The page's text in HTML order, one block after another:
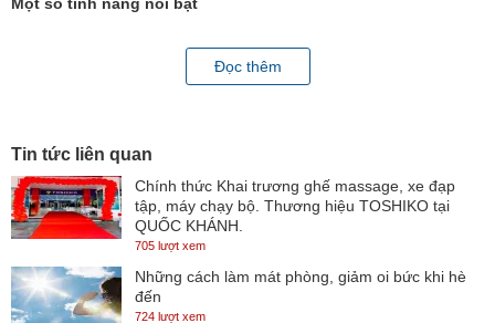
tiết kiệm điện năng tiêu thụ tốt nhất trên thị trường hiện nay. Do đó
- Dung tích tổng thể của tủ là 560 lít và dung tích sử dụng là 410 lít
cho phép bảo quản thực phẩm ở mức vừa phải.
Đọc thêm
Tin tức liên quan
Chính thức Khai trương ghế massage, xe đạp
tập, máy chạy bộ. Thương hiệu TOSHIKO tại
QUỐC KHÁNH.
705 lượt xem
Những cách làm mát phòng, giảm oi bức khi hè
đến
724 lượt xem